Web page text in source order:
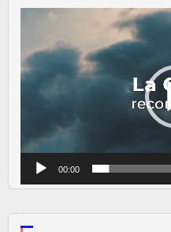
Reproductor
vídeo
00:00